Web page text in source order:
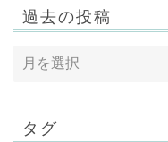
過去の投稿
タグ